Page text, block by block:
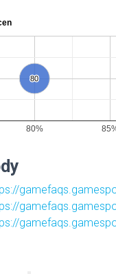
80
80
80%